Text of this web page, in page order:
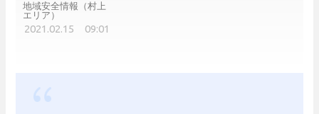
地域安全情報（村上
エリア）
2021.02.15 09:01